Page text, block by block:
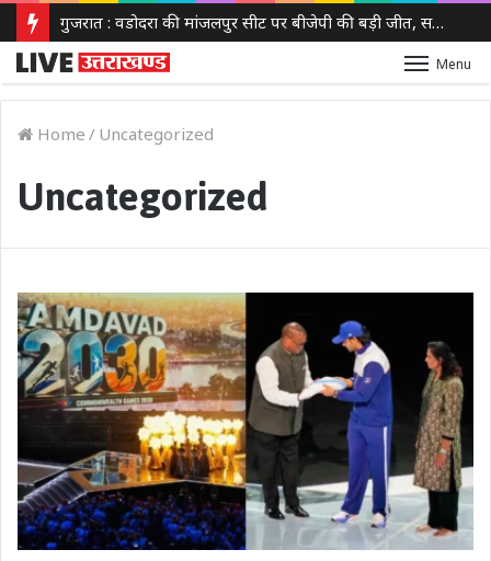
गुजरात : वडोदरा की मांजलपुर सीट पर बीजेपी की बड़ी जीत, सतीश पटेल ने 30,630 वोटों से कांग्रेस को हराया
Menu
Home / Uncategorized
Uncategorized